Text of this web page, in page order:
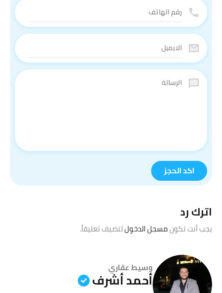
اترك رد
يجب أنت تكونمسجل الدخوللتضيف تعليقاً.
وسيط عقاري
أحمد أشرف